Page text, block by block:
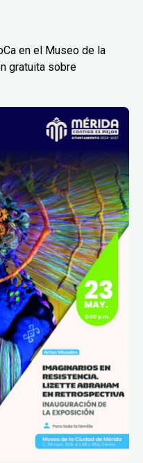
en el Museo de la
gratuita sobre